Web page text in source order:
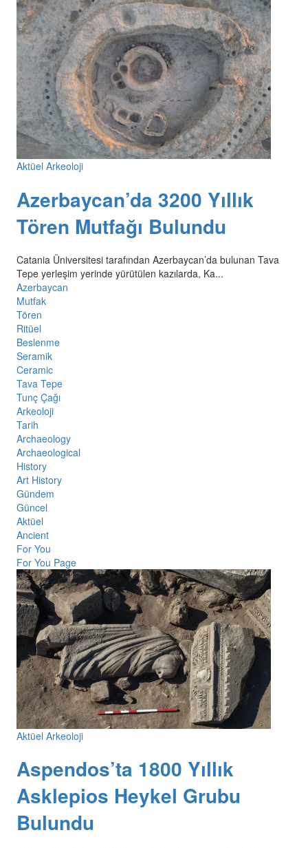
Aktüel Arkeoloji
Azerbaycan’da 3200 Yıllık
Tören Mutfağı Bulundu
Catania Üniversitesi tarafından Azerbaycan’da bulunan Tava
Tepe yerleşim yerinde yürütülen kazılarda, Ka...
Azerbaycan
Mutfak
Tören
Ritüel
Beslenme
Seramik
Ceramic
Tava Tepe
Tunç Çağı
Arkeoloji
Tarih
Archaeology
Archaeological
History
Art History
Gündem
Güncel
Aktüel
Ancient
For You
For You Page
Aktüel Arkeoloji
Aspendos’ta 1800 Yıllık
Asklepios Heykel Grubu
Bulundu